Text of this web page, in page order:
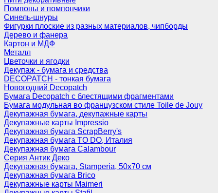
Помпоны и помпончики
Синель-шнуры
Фигурки плоские из разных материалов, чипборды
Дерево и фанера
Картон и МДФ
Металл
Цветочки и ягодки
Декупаж - бумага и средства
DECOPATCH - тонкая бумага
Новогодний Decopatch
Бумага Decopatch с блестящими фрагментами
Бумага модульная во французском стиле Toile de Jouy
Декупажная бумага, декупажные карты
Декупажные карты Impressio
Декупажная бумага ScrapBerry's
Декупажная бумага TO DO, Италия
Декупажная бумага Calambour
Серия Антик Деко
Декупажная бумага, Stamperia, 50х70 см
Декупажная бумага Brico
Декупажные карты Maimeri